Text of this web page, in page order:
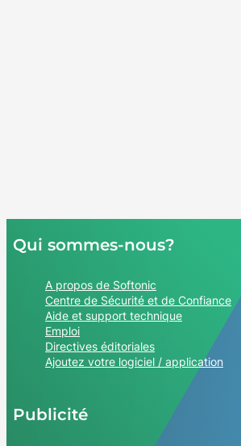
Qui sommes-nous?
A propos de Softonic
Centre de Sécurité et de Confiance
Aide et support technique
Emploi
Directives éditoriales
Ajoutez votre logiciel / application
Publicité